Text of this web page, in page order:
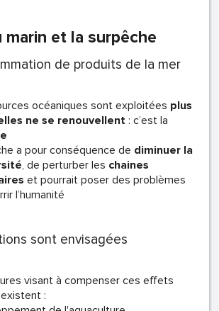
marin et la surpêche
de produits de la mer
océaniques sont exploitées plus
ne se renouvellent : c’est la
a pour conséquence de diminuer la
, de perturber les chaines
et pourrait poser des problèmes
l’humanité
sont envisagées
visant à compenser ces effets
: